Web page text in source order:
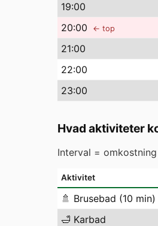
19:00
20:00 ← top
21:00
22:00
23:00
Hvad aktiviteter
Interval =
Aktivitet
🚿 Brusebad (10 min)
🛁 Karbad